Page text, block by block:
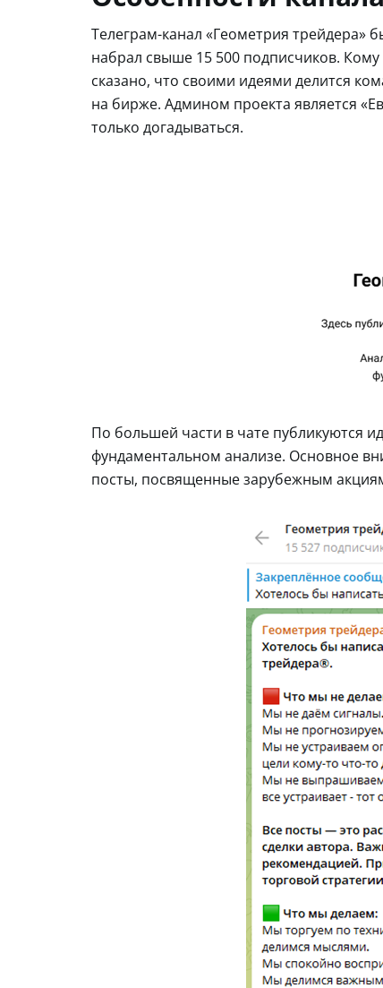
Телеграм-канал «Геометрия трейдера»
набрал свыше 15 500 подписчиков.
сказано, что своими идеями делится
на бирже. Админом проекта является
только догадываться.
По большей части в чате публикуются
фундаментальном анализе. Основное
посты, посвященные зарубежным